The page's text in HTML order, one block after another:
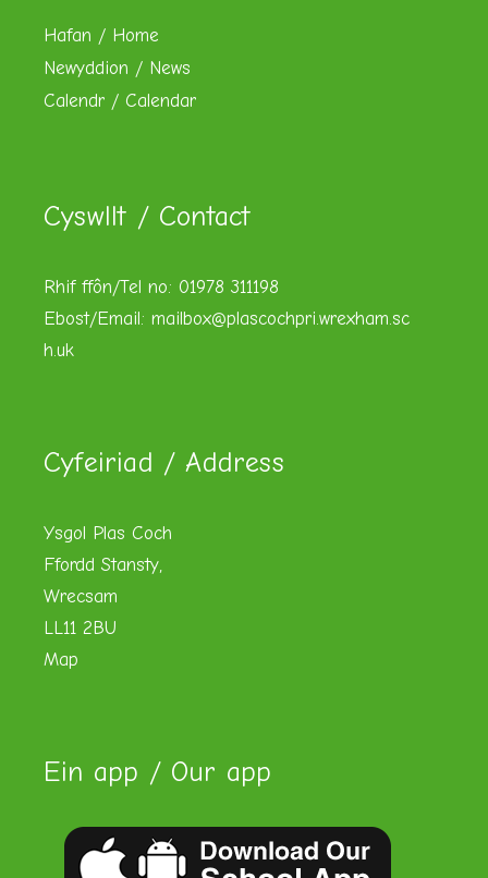
Hafan / Home
Newyddion / News
Calendr / Calendar
Cyswllt / Contact
Rhif ffôn/Tel no: 01978 311198
Ebost/Email: mailbox@plascochpri.wrexham.sc
h.uk
Cyfeiriad / Address
Ysgol Plas Coch
Ffordd Stansty,
Wrecsam
LL11 2BU
Map
Ein app / Our app